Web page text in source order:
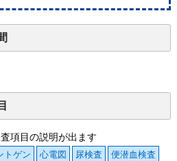
項目の説明が出ます
トゲン 心電図 尿検査
便潜血検査